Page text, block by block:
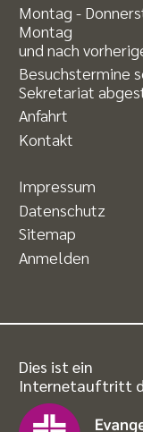
Montag -
Montag
und nach
Besuchstermine
Sekretariat
Anfahrt
Kontakt
Impressum
Datenschutz
Sitemap
Anmelden
Dies ist ein
Internetauftritt